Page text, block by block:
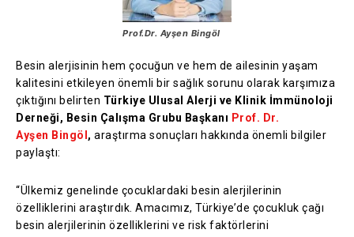
Prof.Dr. Ayşen Bingöl
Besin alerjisinin hem çocuğun ve hem de ailesinin yaşam
kalitesini etkileyen önemli bir sağlık sorunu olarak karşımıza
çıktığını belirten Türkiye Ulusal Alerji ve Klinik İmmünoloji
Derneği, Besin Çalışma Grubu Başkanı Prof. Dr.
Ayşen Bingöl , araştırma sonuçları hakkında önemli bilgiler
paylaştı:
“Ülkemiz genelinde çocuklardaki besin alerjilerinin
özelliklerini araştırdık. Amacımız, Türkiye’de çocukluk çağı
besin alerjilerinin özelliklerini ve risk faktörlerini